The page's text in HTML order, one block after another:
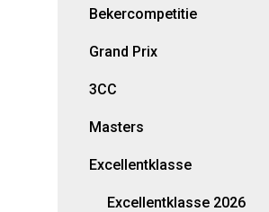
Bekercompetitie
Grand Prix
3CC
Masters
Excellentklasse
Excellentklasse 2026